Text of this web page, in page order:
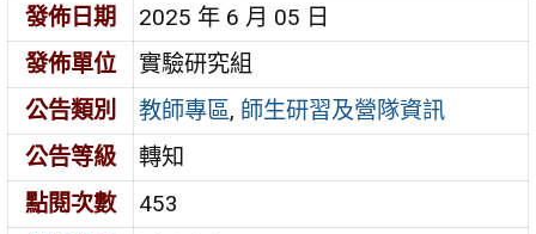
發佈日期
2025 年 6 月 05 日
發佈單位
實驗研究組
公告類別
教師專區, 師生研習及營隊資訊
公告等級
轉知
點閱次數
453